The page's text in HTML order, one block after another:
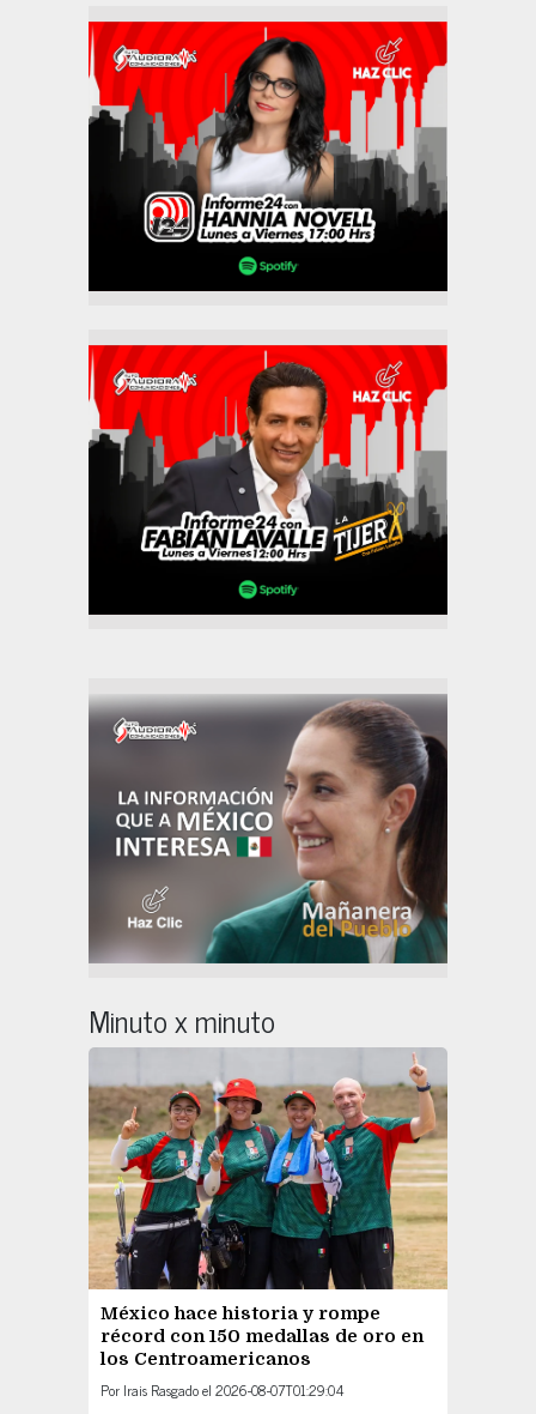
Minuto x minuto
México hace historia y rompe
récord con 150 medallas de oro en
los Centroamericanos
Por Irais Rasgadoel 2026-08-07T01:29:04